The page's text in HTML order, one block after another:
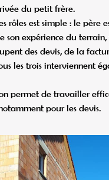
du petit frère.
rôles est simple : le père
son expérience du
des devis, de la
les trois interviennent
permet de travailler
pour les devis.